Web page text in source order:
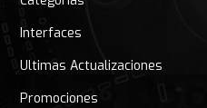
Interfaces
Ultimas Actualizaciones
Promociones